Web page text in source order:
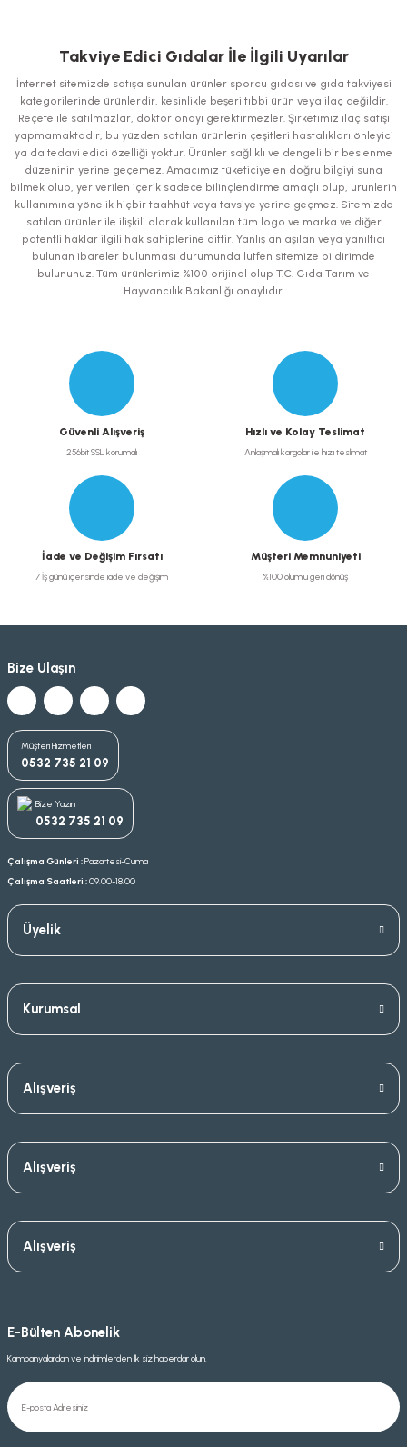
iletebilirsiniz.
Görüş ve önerileriniz için teşekkür ederiz.
Ürün resmi kalitesiz, bozuk veya görüntülenemiyor.
Ürün açıklamasında eksik bilgiler bulunuyor.
Ürün bilgilerinde hatalar bulunuyor.
Ürün fiyatı diğer sitelerden daha pahalı.
Bu ürüne benzer farklı alternatifler olmalı.
Takviye Edici Gıdalar İle İlgili Uyarılar
İnternet sitemizde satışa sunulan ürünler sporcu gıdası ve gıda takviyesi
kategorilerinde ürünlerdir, kesinlikle beşeri tıbbi ürün veya ilaç değildir.
Reçete ile satılmazlar, doktor onayı gerektirmezler. Şirketimiz ilaç satışı
yapmamaktadır, bu yüzden satılan ürünlerin çeşitleri hastalıkları önleyici
ya da tedavi edici özelliği yoktur. Ürünler sağlıklı ve dengeli bir beslenme
düzeninin yerine geçemez. Amacımız tüketiciye en doğru bilgiyi suna
bilmek olup, yer verilen içerik sadece bilinçlendirme amaçlı olup, ürünlerin
kullanımına yönelik hiçbir taahhüt veya tavsiye yerine geçmez. Sitemizde
satılan ürünler ile ilişkili olarak kullanılan tüm logo ve marka ve diğer
patentli haklar ilgili hak sahiplerine aittir. Yanlış anlaşılan veya yanıltıcı
bulunan ibareler bulunması durumunda lütfen sitemize bildirimde
bulununuz. Tüm ürünlerimiz %100 orijinal olup T.C. Gıda Tarım ve
Hayvancılık Bakanlığı onaylıdır.
Güvenli Alışveriş
256bit SSL korumalı
Hızlı ve Kolay Teslimat
Anlaşmalı kargolar ile hızlı teslimat
İade ve Değişim Fırsatı
7 İş günü içerisinde iade ve değişim
Müşteri Memnuniyeti
%100 olumlu geri dönüş
Bize Ulaşın
Müşteri Hizmetleri
0532 735 21 09
Bize Yazın
0532 735 21 09
Çalışma Günleri :Pazartesi-Cuma
Çalışma Saatleri :09.00-18.00
Üyelik
Kurumsal
Alışveriş
Alışveriş
Alışveriş
E-Bülten Abonelik
Kampanyalardan ve indirimlerden ilk siz haberdar olun.